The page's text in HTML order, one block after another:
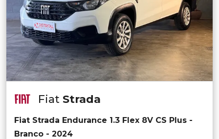
Fiat Strada
Fiat Strada Endurance 1.3 Flex 8V CS Plus -
Branco - 2024